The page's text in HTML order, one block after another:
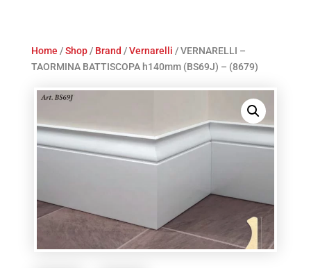
Home /Shop/ Brand /Vernarelli / VERNARELLI –
TAORMINA BATTISCOPA h140mm (BS69J) – (8679)